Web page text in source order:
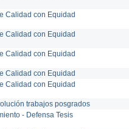
Calidad con Equidad
Calidad con Equidad
Calidad con Equidad
Calidad con Equidad
Calidad con Equidad
trabajos posgrados
- Defensa Tesis